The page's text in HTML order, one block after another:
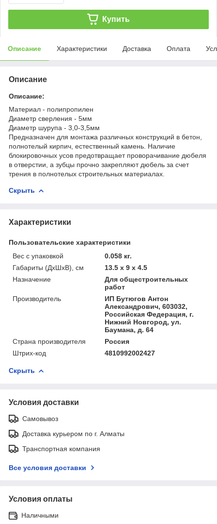
Купить
Описание Характеристики Доставка Оплата
Описание
Описание:
Материал - полипропилен
Диаметр сверления - 5мм
Диаметр шурупа - 3,0-3,5мм
Предназначен для монтажа различных конструкций в бетон,
полнотелый кирпич, естественный камень. Наличие
блокировочных усов предотвращает проворачивание дюбеля
в отверстии, а зубцы прочно закрепляют дюбель за счет
трения в полнотелых строительных материалах.
Скрыть
Характеристики
Пользовательские характеристики
Вес с упаковкой
0.058 кг.
Габариты (ДхШхВ), см
13.5 x 9 x 4.5
Назначение
Для общестроительных
работ
Производитель
ИП Бутюгов Антон
Александрович, 603032,
Российская Федерация, г.
Нижний Новгород, ул.
Баумана, д. 64
Страна производителя
Россия
Штрих-код
4810992002427
Скрыть
Условия доставки
Самовывоз
Доставка курьером по г. Алматы
Транспортная компания
Все условия доставки
Условия оплаты
Наличными